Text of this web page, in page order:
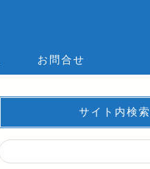
お問合せ
サイト内検索